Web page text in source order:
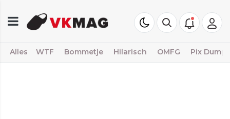
Alles WTF Bommetje Hilarisch OMFG Pix Dump